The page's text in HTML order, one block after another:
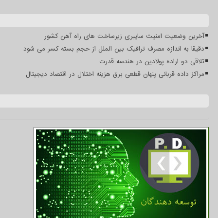
آخرین وضعیت امنیت سایبری زیرساخت های راه آهن کشور
دقیقا به اندازه مصرف ترافیک بین الملل از حجم بسته کسر می شود
تلاقی دو اراده پولادین در هندسه قدرت
مراکز داده قربانی پنهان قطعی برق هزینه اختلال در اقتصاد دیجیتال